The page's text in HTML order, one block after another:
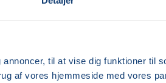
til at vise dig funktioner til
af vores hjemmeside med vores